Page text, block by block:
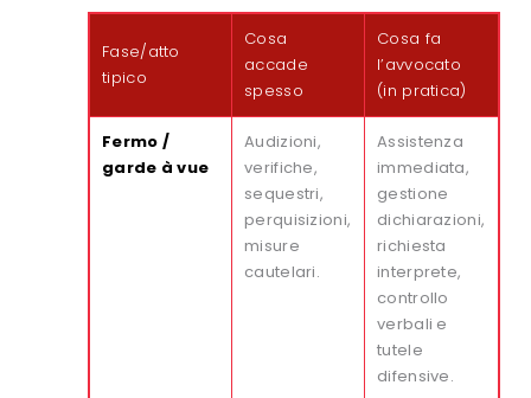
Fase/atto
tipico
Cosa
accade
spesso
Cosa fa
l’avvocato
(in pratica)
Fermo /
garde à vue
Audizioni,
verifiche,
sequestri,
perquisizioni,
misure
cautelari.
Assistenza
immediata,
gestione
dichiarazioni,
richiesta
interprete,
controllo
verbali e
tutele
difensive.